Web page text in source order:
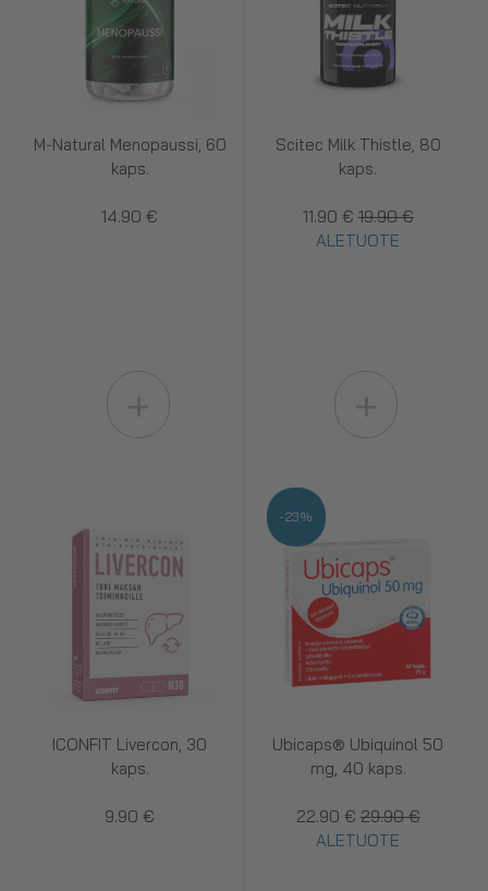
M-Natural Menopaussi, 60
kaps.
14.90 €
Scitec Milk Thistle, 80
kaps.
11.90 € 19.90 €
ALETUOTE
ICONFIT Livercon, 30
kaps.
9.90 €
Ubicaps® Ubiquinol 50
mg, 40 kaps.
22.90 € 29.90 €
ALETUOTE
-23%